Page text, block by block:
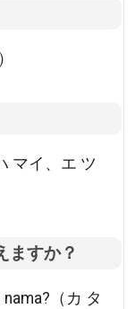
マイ、エ ツ
ますか？
（カ タ